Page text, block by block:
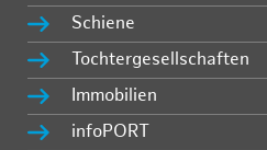
Schiene
Tochtergesellschaften
Immobilien
infoPORT